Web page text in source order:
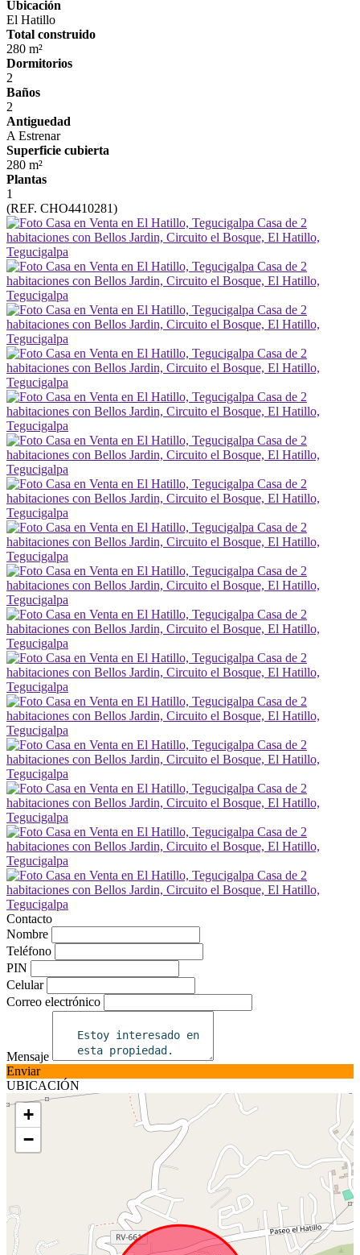
Ubicación
El Hatillo
Total construido
280 m²
Dormitorios
2
Baños
2
Antiguedad
A Estrenar
Superficie cubierta
280 m²
Plantas
1
(REF. CHO4410281)
Contacto
Nombre
Teléfono
PIN
Celular
Correo electrónico
Mensaje
Enviar
UBICACIÓN
+
−